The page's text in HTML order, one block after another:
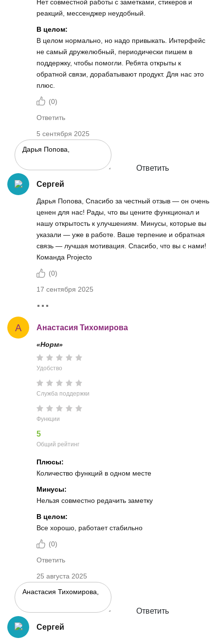
Нет совместной работы с заметками, стикеров и
реакций, мессенджер неудобный.
В целом:
В целом нормально, но надо привыкать. Интерфейс
не самый дружелюбный, периодически пишем в
поддержку, чтобы помогли. Ребята открыты к
обратной связи, дорабатывают продукт. Для нас это
плюс.
(0)
Ответить
5 сентября 2025
Ответить
Сергей
Дарья Попова, Спасибо за честный отзыв — он очень
ценен для нас! Рады, что вы цените функционал и
нашу открытость к улучшениям. Минусы, которые вы
указали — уже в работе. Ваше терпение и обратная
связь — лучшая мотивация. Спасибо, что вы с нами!
Команда Projecto
(0)
17 сентября 2025
А Анастасия Тихомирова
«Норм»
Удобство
Служба поддержки
Функции
5
Общий рейтинг
Плюсы:
Количество функций в одном месте
Минусы:
Нельзя совместно редачить заметку
В целом:
Все хорошо, работает стабильно
(0)
Ответить
25 августа 2025
Ответить
Сергей